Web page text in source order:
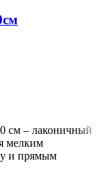
см – лаконичный
мелким
и прямым